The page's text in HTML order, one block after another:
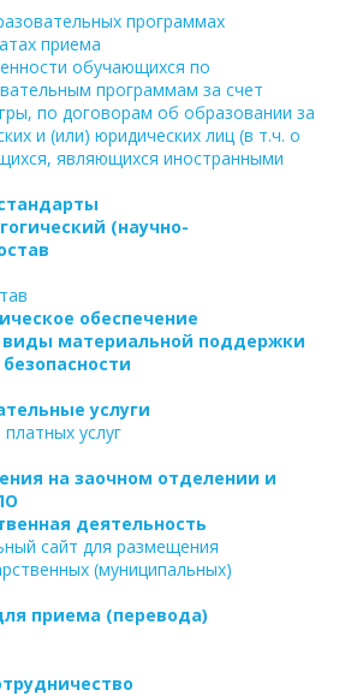
программах
приема
обучающихся по
программам за счет
по договорам об образовании за
и (или) юридических лиц (в т.ч. о
являющихся иностранными
(научно-
обеспечение
материальной поддержки
услуги
услуг
на заочном отделении и
деятельность
сайт для размещения
(муниципальных)
приема (перевода)